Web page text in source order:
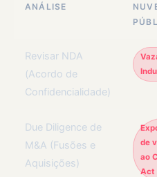
ANÁLISE
Revisar NDA
(Acordo de
Confidencialidade)
Due Diligence de
M&A (Fusões e
Aquisições)
de
ao
Act